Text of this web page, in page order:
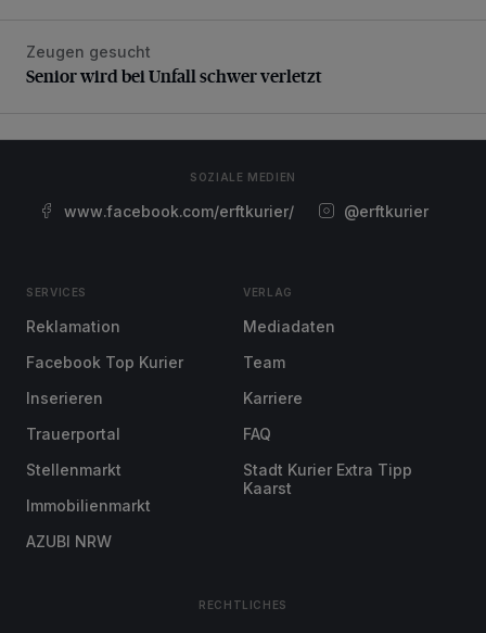
Senior wird bei Unfall schwer verletzt
Zeugen gesucht
Senior wird bei Unfall schwer verletzt
SOZIALE MEDIEN
www.facebook.com/erftkurier/ @erftkurier
SERVICES
Reklamation
Facebook Top Kurier
Inserieren
Trauerportal
Stellenmarkt
Immobilienmarkt
AZUBI NRW
VERLAG
Mediadaten
Team
Karriere
FAQ
Stadt Kurier Extra Tipp
Kaarst
RECHTLICHES